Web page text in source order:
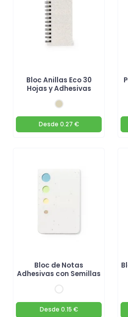
Bloc Anillas Eco 30
Hojas y Adhesivas
Desde 0.27 €
Bloc de Notas
Adhesivas con Semillas
Desde 0.15 €